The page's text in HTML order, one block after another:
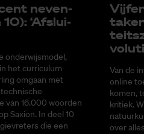
ne­ven­
‘Af­slui­
onderwijsmodel,
het curriculum
omgaan met
van 16.000 woorden
Saxion. In deel 10
die een
Van de
online
komen,
kritiek.
over